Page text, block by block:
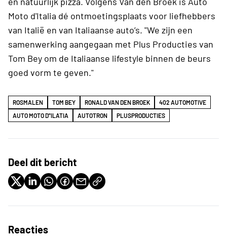
Moto d'Italia dé ontmoetingsplaats voor liefhebbers
van Italië en van Italiaanse auto’s. "We zijn een
samenwerking aangegaan met Plus Producties van
Tom Bey om de Italiaanse lifestyle binnen de beurs
goed vorm te geven."
ROSMALEN TOM BEY RONALD VAN DEN BROEK
402 AUTOMOTIVE
AUTO MOTO D''ILATIA
AUTOTRON PLUSPRODUCTIES
Deel dit bericht
Reacties